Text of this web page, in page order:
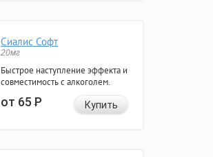
Сиалис Софт
20мг
Быстрое наступление эффекта и
совместимость с алкоголем.
от 65Р Купить